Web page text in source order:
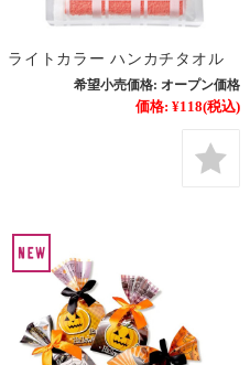
ライトカラー ハンカチタオル
希望小売価格: オープン価格
価格: ¥118(税込)